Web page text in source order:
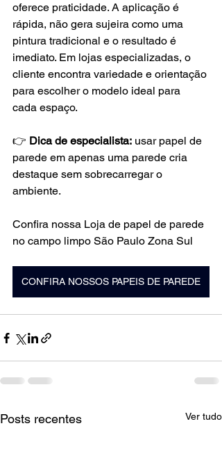
oferece praticidade. A aplicação é
rápida, não gera sujeira como uma
pintura tradicional e o resultado é
imediato. Em lojas especializadas, o
cliente encontra variedade e orientação
para escolher o modelo ideal para
cada espaço.
👉 Dica de especialista: usar papel de
parede em apenas uma parede cria
destaque sem sobrecarregar o
ambiente.
Confira nossa Loja de papel de parede
no campo limpo São Paulo Zona Sul
CONFIRA NOSSOS PAPEIS DE PAREDE
Posts recentes Ver tudo